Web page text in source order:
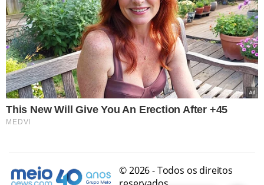
© 2026 - Todos os direitos